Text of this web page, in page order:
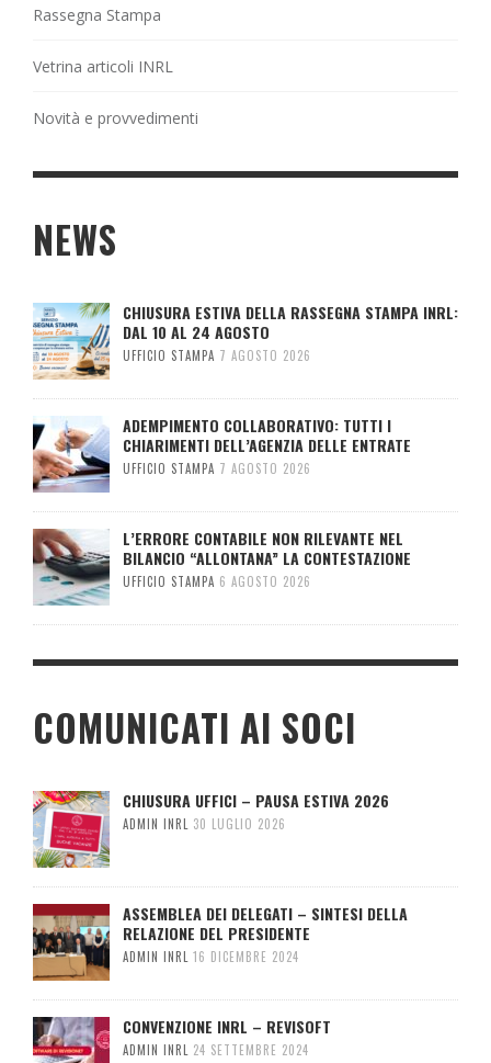
Rassegna Stampa
Vetrina articoli INRL
Novità e provvedimenti
NEWS
CHIUSURA ESTIVA DELLA RASSEGNA STAMPA INRL:
DAL 10 AL 24 AGOSTO
UFFICIO STAMPA 7 AGOSTO 2026
ADEMPIMENTO COLLABORATIVO: TUTTI I
CHIARIMENTI DELL’AGENZIA DELLE ENTRATE
UFFICIO STAMPA 7 AGOSTO 2026
L’ERRORE CONTABILE NON RILEVANTE NEL
BILANCIO “ALLONTANA” LA CONTESTAZIONE
UFFICIO STAMPA 6 AGOSTO 2026
COMUNICATI AI SOCI
CHIUSURA UFFICI – PAUSA ESTIVA 2026
ADMIN INRL 30 LUGLIO 2026
ASSEMBLEA DEI DELEGATI – SINTESI DELLA
RELAZIONE DEL PRESIDENTE
ADMIN INRL 16 DICEMBRE 2024
CONVENZIONE INRL – REVISOFT
ADMIN INRL 24 SETTEMBRE 2024